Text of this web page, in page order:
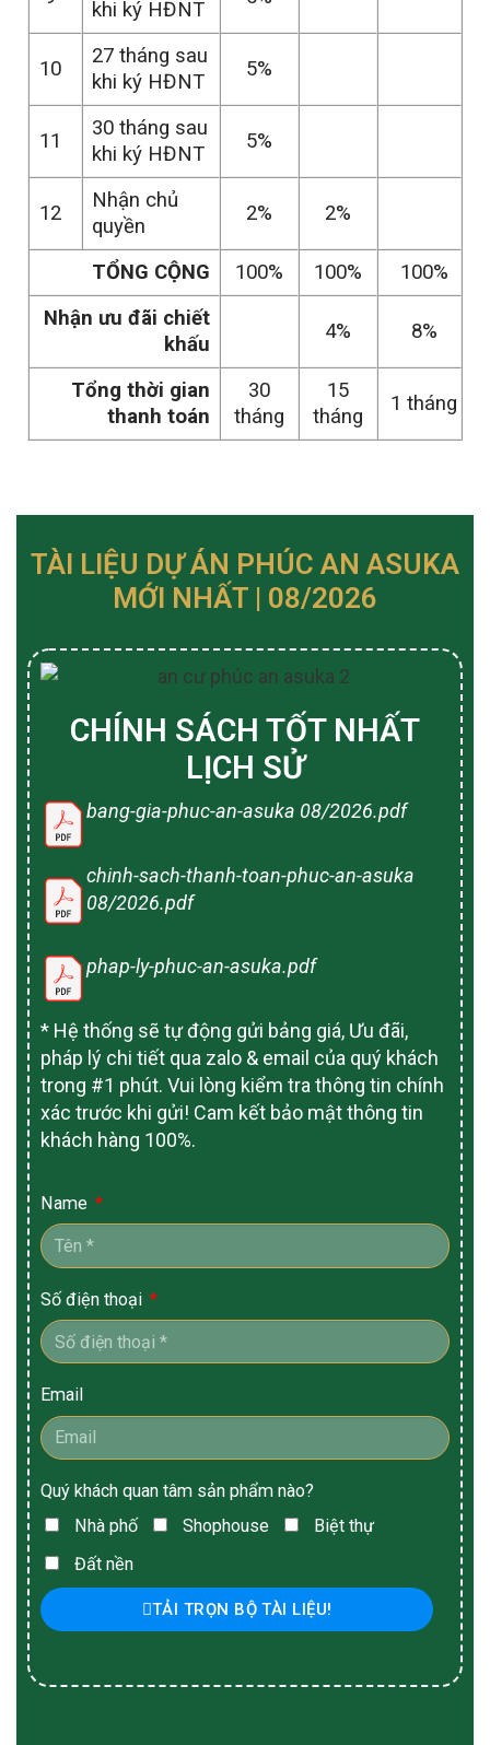
khi ký HĐNT
10
27 tháng sau
khi ký HĐNT
5%
11
30 tháng sau
khi ký HĐNT
5%
12
Nhận chủ
quyền
2% 2%
TỔNG CỘNG 100% 100%
100%
Nhận ưu đãi chiết
khấu
4% 8%
Tổng thời gian
thanh toán
30
tháng
15
tháng
1 tháng
TÀI LIỆU DỰ ÁN PHÚC AN ASUKA
MỚI NHẤT | 08/2026
CHÍNH SÁCH TỐT NHẤT
LỊCH SỬ
bang-gia-phuc-an-asuka 08/2026.pdf
chinh-sach-thanh-toan-phuc-an-asuka
08/2026.pdf
phap-ly-phuc-an-asuka.pdf
* Hệ thống sẽ tự động gửi bảng giá, Ưu đãi,
pháp lý chi tiết qua zalo & email của quý khách
trong #1 phút. Vui lòng kiểm tra thông tin chính
xác trước khi gửi! Cam kết bảo mật thông tin
khách hàng 100%.
Name
Số điện thoại
Email
Quý khách quan tâm sản phẩm nào?
Nhà phố
Shophouse
Biệt thự
Đất nền
TẢI TRỌN BỘ TÀI LIỆU!